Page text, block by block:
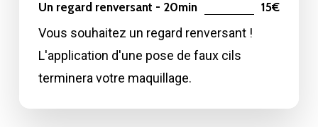
Un regard renversant - 20min 15€
Vous souhaitez un regard renversant !
L'application d'une pose de faux cils
terminera votre maquillage.